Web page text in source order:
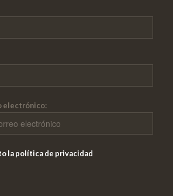
electrónico:
la política de privacidad